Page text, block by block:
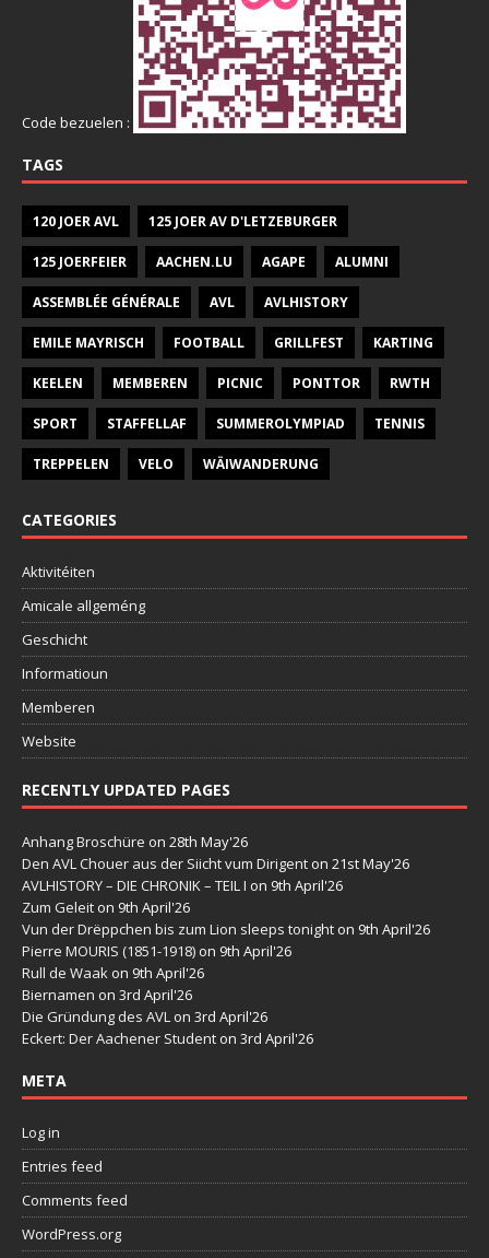
Code bezuelen :
TAGS
120 JOER AVL 125 JOER AV D'LETZEBURGER
125 JOERFEIER AACHEN.LU AGAPE ALUMNI
ASSEMBLÉE GÉNÉRALE AVL AVLHISTORY
EMILE MAYRISCH FOOTBALL GRILLFEST KARTING
KEELEN MEMBEREN PICNIC PONTTOR RWTH
SPORT STAFFELLAF SUMMEROLYMPIAD TENNIS
TREPPELEN VELO WÄIWANDERUNG
CATEGORIES
Aktivitéiten
Amicale allgeméng
Geschicht
Informatioun
Memberen
Website
RECENTLY UPDATED PAGES
Anhang Broschüre on 28th May'26
Den AVL Chouer aus der Siicht vum Dirigent on 21st May'26
AVLHISTORY – DIE CHRONIK – TEIL I on 9th April'26
Zum Geleit on 9th April'26
Vun der Drëppchen bis zum Lion sleeps tonight on 9th April'26
Pierre MOURIS (1851-1918) on 9th April'26
Rull de Waak on 9th April'26
Biernamen on 3rd April'26
Die Gründung des AVL on 3rd April'26
Eckert: Der Aachener Student on 3rd April'26
META
Log in
Entries feed
Comments feed
WordPress.org